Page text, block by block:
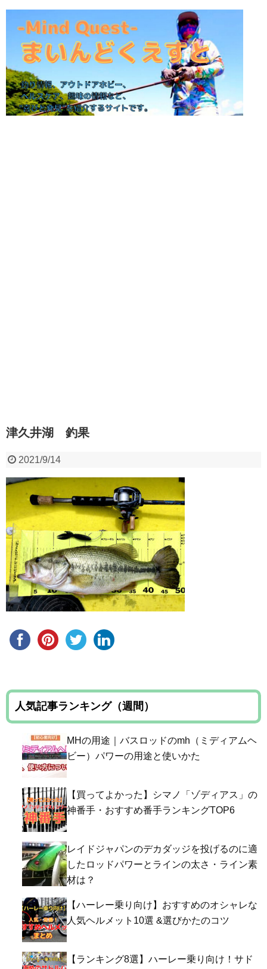
津久井湖 釣果
2021/9/14
人気記事ランキング（週間）
MHの用途｜バスロッドのmh（ミディアムヘ
ビー）パワーの用途と使いかた
【買ってよかった】シマノ「ゾディアス」の
神番手・おすすめ番手ランキングTOP6
レイドジャパンのデカダッジを投げるのに適
したロッドパワーとラインの太さ・ライン素
材は？
【ハーレー乗り向け】おすすめのオシャレな
人気ヘルメット10選 &選びかたのコツ
【ランキング8選】ハーレー乗り向け！サド